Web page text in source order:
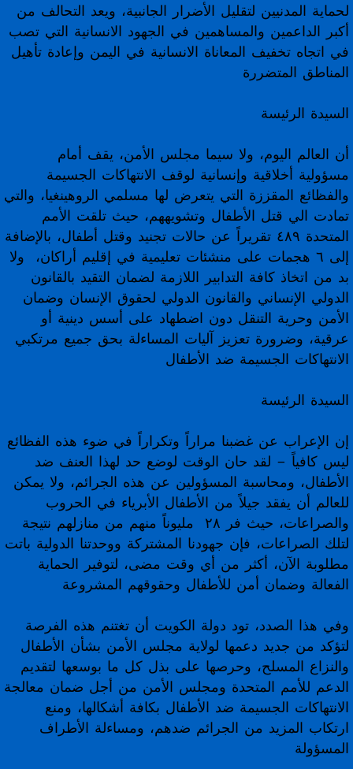
لحماية المدنيين لتقليل الأضرار الجانبية، ويعد التحالف من
أكبر الداعمين والمساهمين في الجهود الانسانية التي تصب
في اتجاه تخفيف المعاناة الانسانية في اليمن وإعادة تأهيل
المناطق المتضررة
السيدة الرئيسة
أن العالم اليوم، ولا سيما مجلس الأمن، يقف أمام
مسؤولية أخلاقية وإنسانية لوقف الانتهاكات الجسيمة
والفظائع المقززة التي يتعرض لها مسلمي الروهينغيا، والتي
تمادت الي قتل الأطفال وتشويههم، حيث تلقت الأمم
المتحدة ٤٨٩ تقريراً عن حالات تجنيد وقتل أطفال، بالإضافة
إلى ٦ هجمات على منشئات تعليمية في إقليم أراكان، ولا
بد من اتخاذ كافة التدابير اللازمة لضمان التقيد بالقانون
الدولي الإنساني والقانون الدولي لحقوق الإنسان وضمان
الأمن وحرية التنقل دون اضطهاد على أسس دينية أو
عرقية، وضرورة تعزيز آليات المساءلة بحق جميع مرتكبي
الانتهاكات الجسيمة ضد الأطفال
السيدة الرئيسة
إن الإعراب عن غضبنا مراراً وتكراراً في ضوء هذه الفظائع
ليس كافياً – لقد حان الوقت لوضع حد لهذا العنف ضد
الأطفال، ومحاسبة المسؤولين عن هذه الجرائم، ولا يمكن
للعالم أن يفقد جيلاً من الأطفال الأبرياء في الحروب
والصراعات، حيث فر ٢٨ مليوناً منهم من منازلهم نتيجة
لتلك الصراعات، فإن جهودنا المشتركة ووحدتنا الدولية باتت
مطلوبة الآن، أكثر من أي وقت مضى، لتوفير الحماية
الفعالة وضمان أمن للأطفال وحقوقهم المشروعة
وفي هذا الصدد، تود دولة الكويت أن تغتنم هذه الفرصة
لتؤكد من جديد دعمها لولاية مجلس الأمن بشأن الأطفال
والنزاع المسلح، وحرصها على بذل كل ما بوسعها لتقديم
الدعم للأمم المتحدة ومجلس الأمن من أجل ضمان معالجة
الانتهاكات الجسيمة ضد الأطفال بكافة أشكالها، ومنع
ارتكاب المزيد من الجرائم ضدهم، ومساءلة الأطراف
المسؤولة